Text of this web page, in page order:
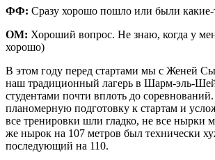
ФФ: Сразу хорошо пошло или были
ОМ: Хороший вопрос. Не знаю, когда у
хорошо)
В этом году перед стартами мы с Женей
наш традиционный лагерь в Шарм-эль-
студентами почти вплоть до
планомерную подготовку к стартам и
все тренировки шли гладко, не все нырки
же нырок на 107 метров был технически
последующий на 110.